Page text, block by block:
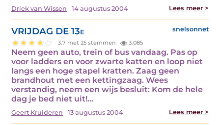
Driek van Wissen 14 augustus 2004 Lees meer >
VRIJDAG DE 13e snelsonnet
3.7 met 25 stemmen 3.085
Neem geen auto, trein of bus vandaag. Pas op
voor ladders en voor zwarte katten en loop niet
langs een hoge stapel kratten. Zaag geen
brandhout met een kettingzaag. Wees
verstandig, neem een wijs besluit: Kom de hele
dag je bed niet uit!…
Geert Kruideren 13 augustus 2004 Lees meer >